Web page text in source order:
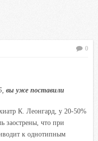
0
вы уже поставили
К. Леонгард, у 20-50%
заострены, что при
к однотипным